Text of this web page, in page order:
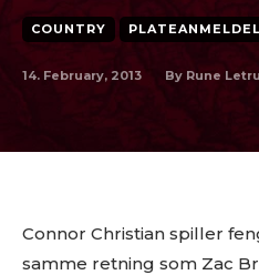
COUNTRY
14. February, 2013 By Rune
Connor Christian spiller
samme retning som Zac